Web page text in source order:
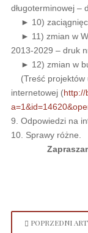
długoterminowej –
► 10)
► 11) zmian w
2013-2029 – druk
► 12) zmian w
(Treść projektów
internetowej (http://
9. Odpowiedzi na
10. Sprawy różne.
POPRZEDNI